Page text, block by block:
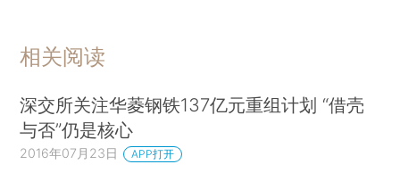
相关阅读
深交所关注华菱钢铁137亿元重组计划 “借壳
与否”仍是核心
2016年07月23日 APP打开